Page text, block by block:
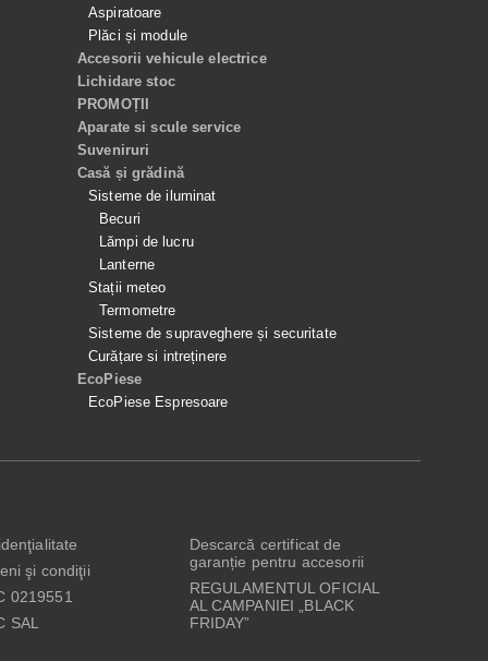
Aspiratoare
Plăci și module
Accesorii vehicule electrice
Lichidare stoc
PROMOȚII
Aparate si scule service
Suveniruri
Casă și grădină
Sisteme de iluminat
Becuri
Lămpi de lucru
Lanterne
Stații meteo
Termometre
Sisteme de supraveghere și securitate
Curățare si intreținere
EcoPiese
EcoPiese Espresoare
şi condiţii
0219551
SAL
Descarcă certificat de
garanție pentru accesorii
REGULAMENTUL OFICIAL
AL CAMPANIEI „BLACK
FRIDAY”